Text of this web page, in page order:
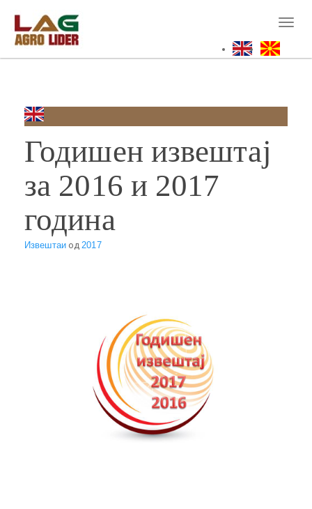
main
content
Годишен извештај
за 2016 и 2017
година
Извештаиод 2017